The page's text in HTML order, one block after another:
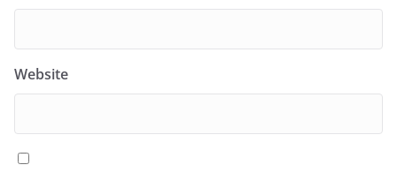
Website